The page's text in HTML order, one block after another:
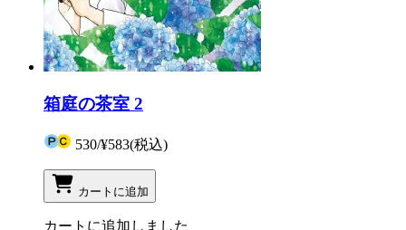
箱庭の茶室 2
530/¥583(税込)
カートに追加
カートに追加しました